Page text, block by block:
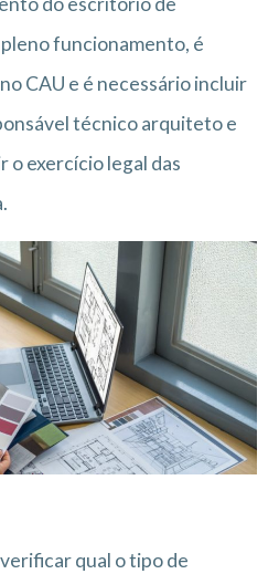
funcionamento, é
CAU e é necessário incluir
técnico arquiteto e
o exercício legal das
qual o tipo de